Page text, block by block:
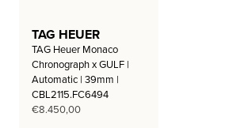
TAG HEUER
TAG Heuer Monaco
Chronograph x GULF |
Automatic | 39mm |
CBL2115.FC6494
€8.450,00